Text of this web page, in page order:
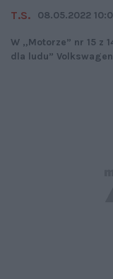
T.S. 08.05.2022
W „Motorze” nr 15 z
dla ludu”